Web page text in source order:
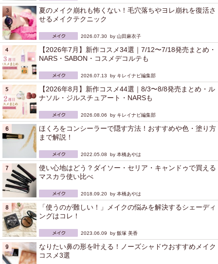
夏のメイク崩れも怖くない！毛穴落ちやヨレ崩れを復活さ
せるメイクテクニック
2026.07.30 by 山田麻衣子
【2026年7月】新作コスメ34選｜7/12〜7/18発売まとめ・
NARS・SABON・コスメデコルテも
2026.07.13 by キレイナビ編集部
【2026年8月】新作コスメ44選｜8/3〜8/8発売まとめ・ル
ナソル・ジルスチュアート・NARSも
2026.08.06 by キレイナビ編集部
ほくろをコンシーラーで隠す方法！おすすめや色・塗り方
まで解説！
2022.05.08 by 本橋あやは
使い心地はどう？ダイソー・セリア・キャンドゥで買える
マスカラ使い比べ
2018.09.20 by 本橋あやは
「使うのが難しい！」メイクの悩みを解決するシェーディ
ングはコレ！
2023.06.09 by 飯塚 美香
なりたい鼻の形を叶える！ノーズシャドウおすすめメイク
コスメ3選